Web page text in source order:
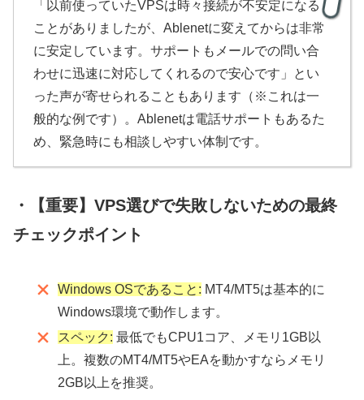
「以前使っていたVPSは時々接続が不安定になる
ことがありましたが、Ablenetに変えてからは非常
に安定しています。サポートもメールでの問い合
わせに迅速に対応してくれるので安心です」とい
った声が寄せられることもあります（※これは一
般的な例です）。Ablenetは電話サポートもあるた
め、緊急時にも相談しやすい体制です。
・【重要】VPS選びで失敗しないための最終
チェックポイント
Windows OSであること: MT4/MT5は基本的に
Windows環境で動作します。
スペック: 最低でもCPU1コア、メモリ1GB以
上。複数のMT4/MT5やEAを動かすならメモリ
2GB以上を推奨。